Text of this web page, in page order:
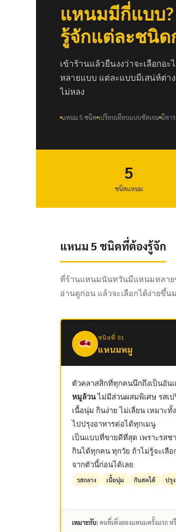
แหนมมีกี่แบบ?
รู้จักแต่ละชนิด
เข้าร้านแล้วยืนงงว่าจะเลือกอ
หลายแบบ แต่ละแบบมีเสน่ห์ต่า
ไม่หลง
แหนม 5 ชนิด เปรียบเทียบแบบชัดเจน มีตา
5
ชนิดแหนม
แหนม 5 ชนิดที่ต้องรู้จัก
ที่ร้านแหนมนันทวันมีแหนมหลาย
อ่านดูก่อน แล้วจะเลือกได้ง่ายขึ้น
ชนิดที่ 01
แหนมหมู
ตัวคลาสสิกที่ทุกคนนึกถึงเป็นอัน
หมูล้วนไม่มีส่วนผสมพิเศษ รสเ
เนื้อนุ่ม กินง่าย ไม่เลี่ยน เหมาะทั้
ไปปรุงอาหารต่อได้ทุกเมนู
เป็นแบบที่ขายดีที่สุด เพราะรสช
กินได้ทุกคน ทุกวัย ถ้าไม่รู้จะเลือ
จากตัวนี้ก่อนได้เลย
รสกลาง เนื้อนุ่ม กินสดได้ ปรุ
เหมาะกับ: คนที่เพิ่งลองแหนมครั้งแรก ห